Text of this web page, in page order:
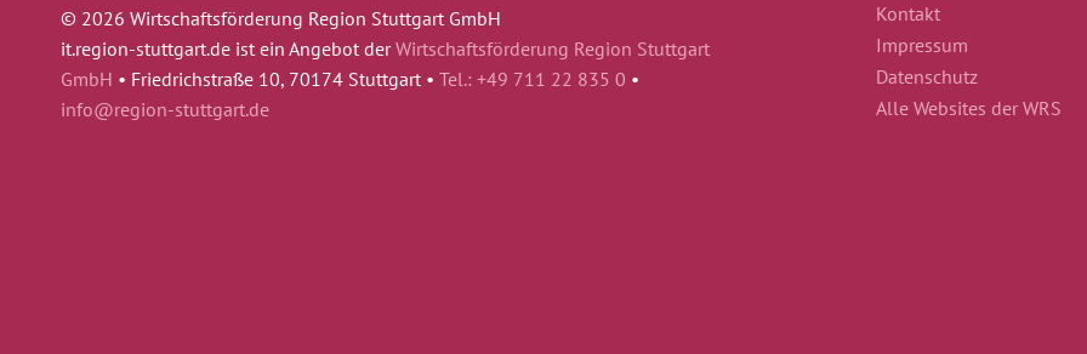
© 2026 Wirtschaftsförderung Region Stuttgart GmbH
it.region-stuttgart.de ist ein Angebot derWirtschaftsförderung Region Stuttgart
GmbH • Friedrichstraße 10, 70174 Stuttgart • Tel.: +49 711 22 835 0 •
info@region-stuttgart.de
Kontakt
Impressum
Datenschutz
Alle Websites der WRS